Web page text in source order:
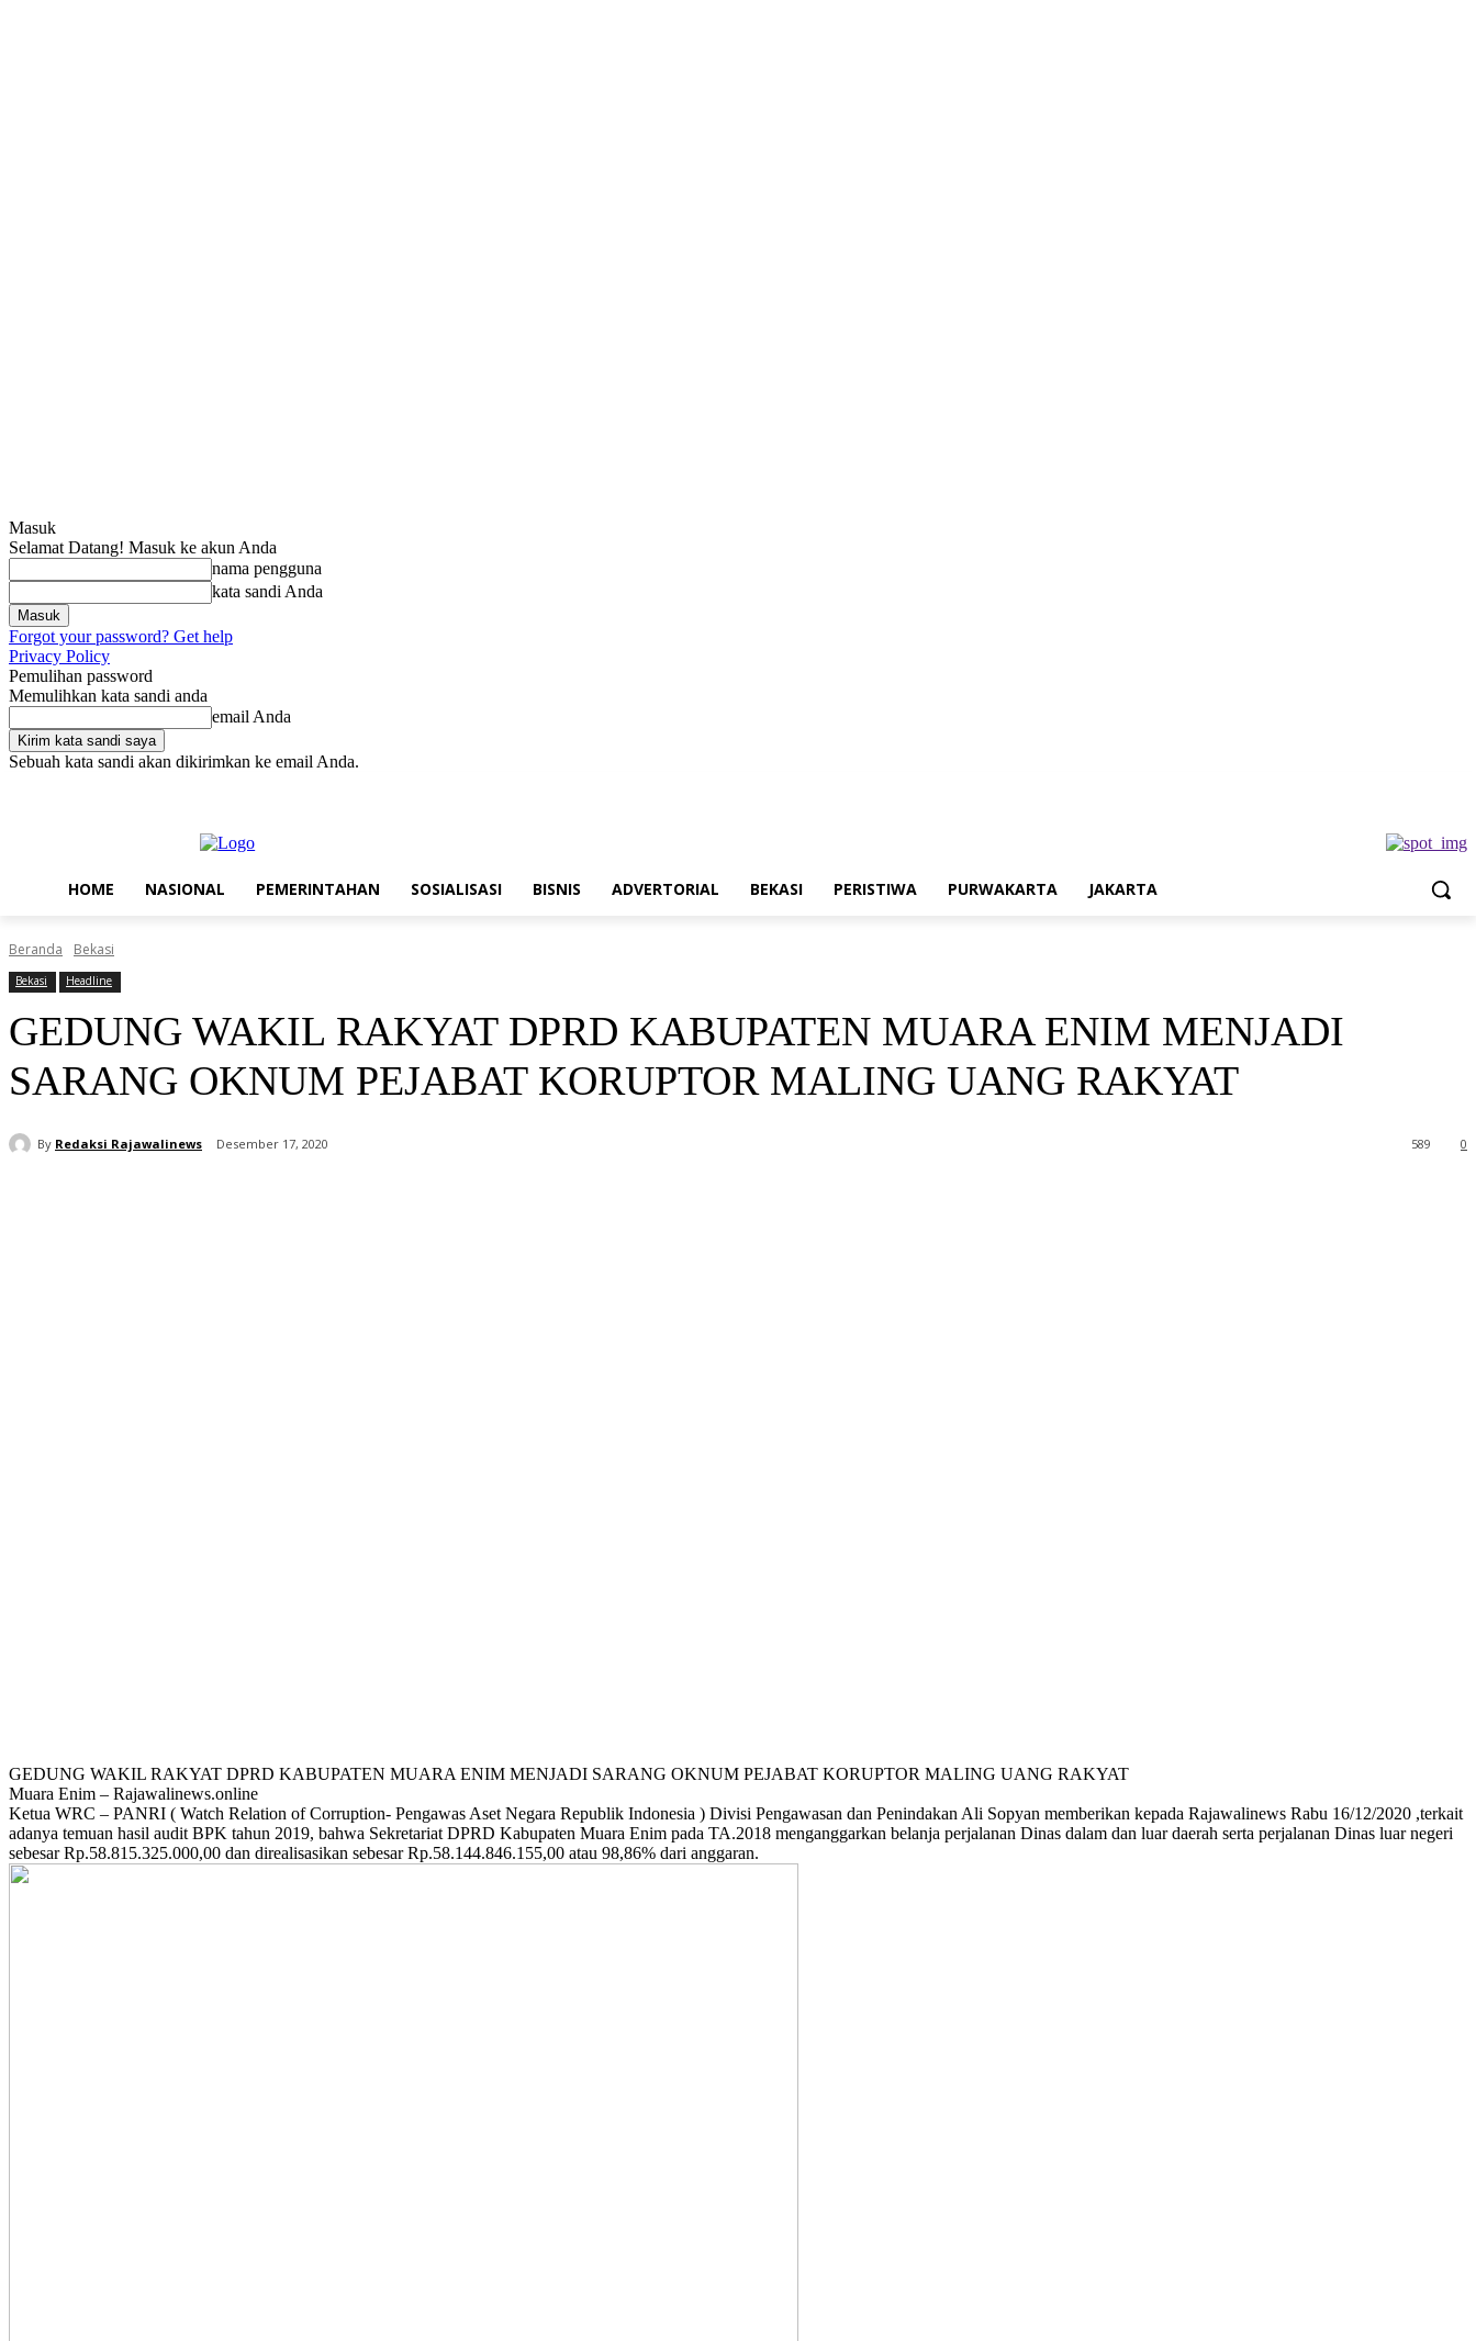
Masuk
Selamat Datang! Masuk ke akun Anda
nama pengguna
kata sandi Anda
Forgot your password? Get help
Privacy Policy
Pemulihan password
Memulihkan kata sandi anda
email Anda
Sebuah kata sandi akan dikirimkan ke email Anda.
HOME NASIONAL PEMERINTAHAN SOSIALISASI BISNIS ADVERTORIAL BEKASI PERISTIWA PURWAKARTA JAKARTA
Beranda Bekasi
Bekasi Headline
GEDUNG WAKIL RAKYAT DPRD KABUPATEN MUARA ENIM MENJADI
SARANG OKNUM PEJABAT KORUPTOR MALING UANG RAKYAT
By Redaksi Rajawalinews Desember 17, 2020 0
589
GEDUNG WAKIL RAKYAT DPRD KABUPATEN MUARA ENIM MENJADI SARANG OKNUM PEJABAT KORUPTOR MALING UANG RAKYAT
Muara Enim – Rajawalinews.online
Ketua WRC – PANRI ( Watch Relation of Corruption- Pengawas Aset Negara Republik Indonesia ) Divisi Pengawasan dan Penindakan Ali Sopyan memberikan kepada Rajawalinews Rabu 16/12/2020 ,terkait
adanya temuan hasil audit BPK tahun 2019, bahwa Sekretariat DPRD Kabupaten Muara Enim pada TA.2018 menganggarkan belanja perjalanan Dinas dalam dan luar daerah serta perjalanan Dinas luar negeri
sebesar Rp.58.815.325.000,00 dan direalisasikan sebesar Rp.58.144.846.155,00 atau 98,86% dari anggaran.